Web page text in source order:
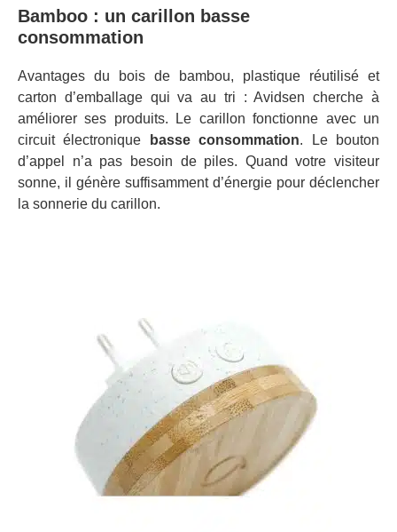
Bamboo : un carillon basse
consommation
Avantages du bois de bambou, plastique réutilisé et
carton d’emballage qui va au tri : Avidsen cherche à
améliorer ses produits. Le carillon fonctionne avec un
circuit électronique
basse consommation. Le bouton
d’appel n’a pas besoin de piles. Quand votre visiteur
sonne, il génère suffisamment d’énergie pour déclencher
la sonnerie du carillon.